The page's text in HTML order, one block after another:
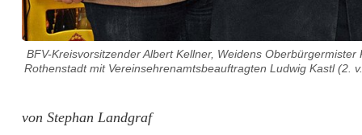
e
E
r
BFV-Kreisvorsitzender Albert Kellner, Weidens
Rothenstadt mit Vereinsehrenamtsbeauftragten Ludwig Kastl (2.
von Stephan Landgraf